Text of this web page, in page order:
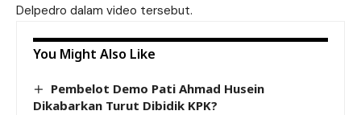
Delpedro dalam video tersebut.
You Might Also Like
Pembelot Demo Pati Ahmad Husein
Dikabarkan Turut Dibidik KPK?